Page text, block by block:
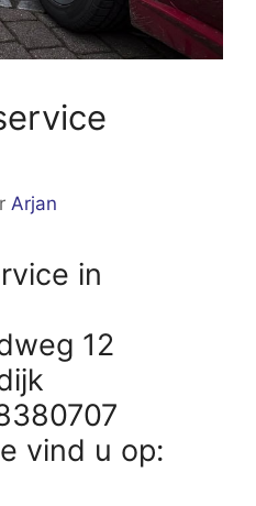
Arjan
in
12
vind u op: